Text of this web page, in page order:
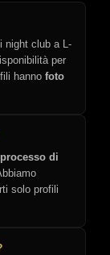
night club a L-
per
hanno foto
processo di
solo profili